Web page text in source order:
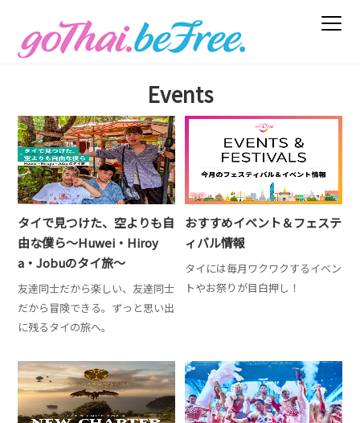
Events
タイで見つけた、空よりも自
由な僕ら～Huwei・Hiroy
a・Jobuのタイ旅～
友達同士だから楽しい、友達同士
だから冒険できる。ずっと思い出
に残るタイの旅へ。
おすすめイベント＆フェステ
ィバル情報
タイには毎月ワクワクするイベン
トやお祭りが目白押し！